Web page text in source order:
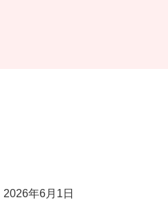
2026年6月1日